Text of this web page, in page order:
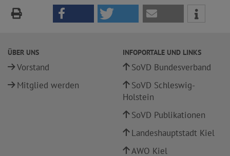
ÜBER UNS
Vorstand
Mitglied werden
INFOPORTALE UND LINKS
SoVD Bundesverband
SoVD Schleswig-
Holstein
SoVD Publikationen
Landeshauptstadt Kiel
AWO Kiel